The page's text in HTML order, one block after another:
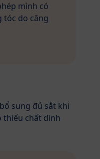
mình có
tóc do căng
sung đủ sắt khi
thiếu chất dinh